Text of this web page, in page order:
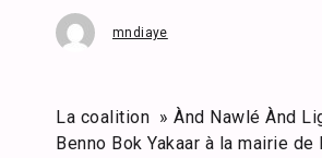
mndiaye
La coalition » Ànd Nawlé Ànd
Benno Bok Yakaar à la mairie